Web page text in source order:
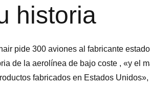
historia
pide 300 aviones al fabricante
de la aerolínea de bajo coste , «y el
fabricados en Estados